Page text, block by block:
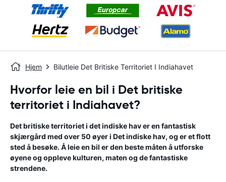
Hjem Bilutleie Det Britiske Territoriet I Indiahavet
Hvorfor leie en bil i Det britiske
territoriet i Indiahavet?
Det britiske territoriet i det indiske hav er en fantastisk
skjærgård med over 50 øyer i Det indiske hav, og er et flott
sted å besøke. Å leie en bil er den beste måten å utforske
øyene og oppleve kulturen, maten og de fantastiske
strendene.